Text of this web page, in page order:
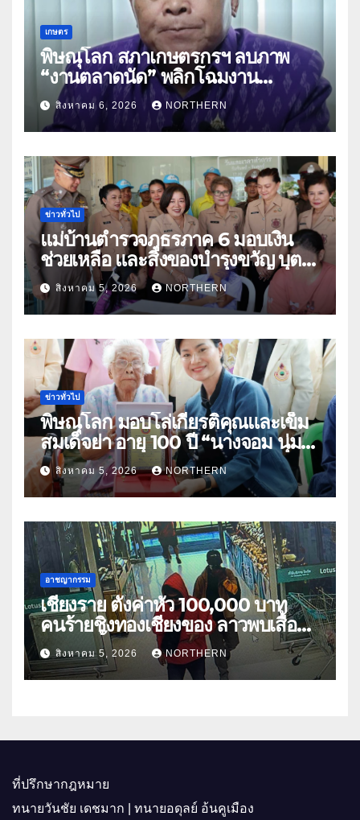
เกษตร
พิษณุโลก สภาเกษตรกรฯ ลบภาพ
“งานตลาดนัด” พลิกโฉมงาน
“เกษตรรุ่งเรืองเมืองสองแคว 69” มุ่ง
ประโยชน์เกษตรกร ดึงนวัตกรรม-จับ
คู่ธุรกิจดันสินค้าเกษตรสู่สากล (คลิป)
สิงหาคม 6, 2026 NORTHERN
ข่าวทั่วไป
แม่บ้านตำรวจภูธรภาค 6 มอบเงิน
ช่วยเหลือ และสิ่งของบำรุงขวัญ บุตร-
ธิดา ข้าราชการตำรวจจังหวัด
อุทัยธานี
สิงหาคม 5, 2026 NORTHERN
ข่าวทั่วไป
พิษณุโลก มอบโล่เกียรติคุณและเข็ม
สมเด็จย่า อายุ 100 ปี “นางจอม นุ่ม
เนตร” ตำบลบ้านกร่าง อำเภอเมือง
สิงหาคม 5, 2026 NORTHERN
อาชญากรรม
เชียงราย ตั้งค่าหัว 100,000 บาท
คนร้ายชิงทองเชียงของ ลาวพบเสื้อผ้า
คนร้ายตั้งจุดตรวจตามเส้นทาง
สิงหาคม 5, 2026 NORTHERN
ที่ปรึกษากฎหมาย
ทนายวันชัย เดชมาก | ทนายอดุลย์ อ้นคูเมือง